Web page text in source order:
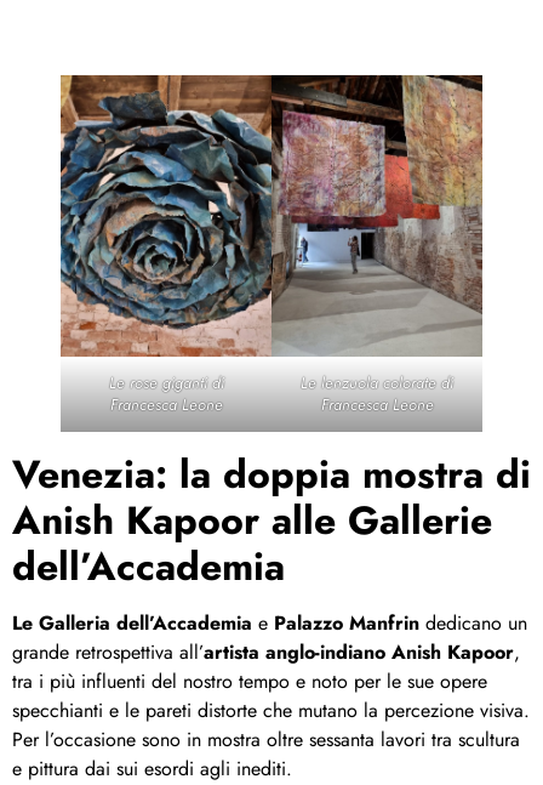
Le rose giganti di
Francesca Leone
Le lenzuola colorate di
Francesca Leone
Venezia: la doppia mostra di
Anish Kapoor alle Gallerie
dell’Accademia
Le Galleria dell’Accademia e Palazzo Manfrin dedicano un
grande retrospettiva all’artista anglo-indiano Anish Kapoor,
tra i più influenti del nostro tempo e noto per le sue opere
specchianti e le pareti distorte che mutano la percezione visiva.
Per l’occasione sono in mostra oltre sessanta lavori tra scultura
e pittura dai sui esordi agli inediti.